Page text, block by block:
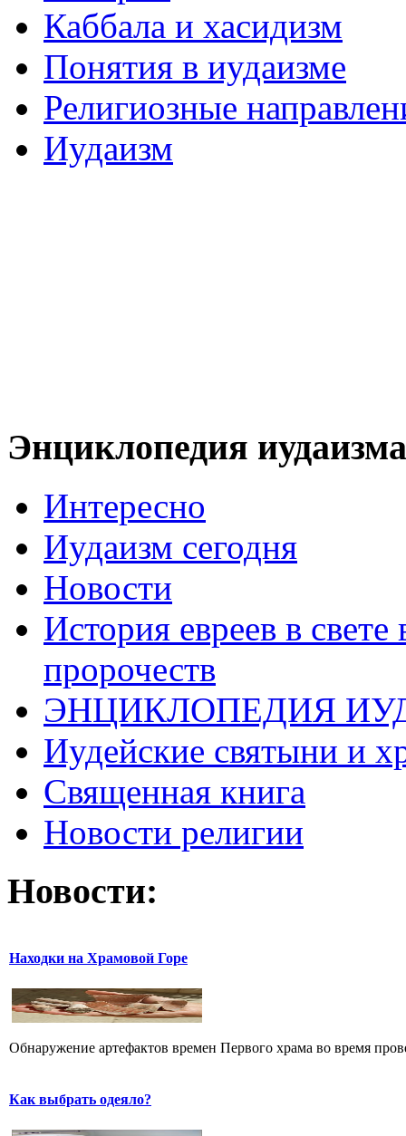
Каббала и хасидизм
Понятия в иудаизме
Религиозные
Иудаизм
Энциклопедия иудаизма
Интересно
Иудаизм сегодня
Новости
История евреев в
пророчеств
ЭНЦИКЛОПЕДИЯ
Иудейские святыни и
Священная книга
Новости религии
Новости:
Находки на Храмовой Горе
Обнаружение артефактов времен Первого храма во время
Как выбрать одеяло?